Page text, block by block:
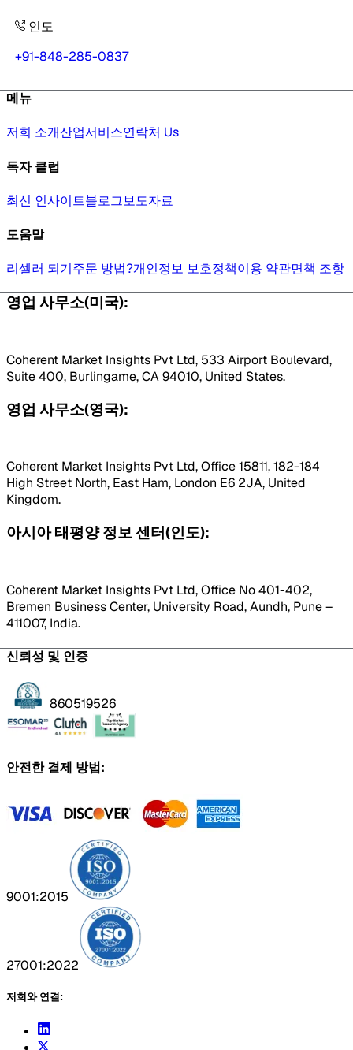
인도
+91-848-285-0837
메뉴
저희 소개산업서비스연락처 Us
독자 클럽
최신 인사이트블로그보도자료
도움말
리셀러 되기주문 방법?개인정보 보호정책이용 약관면책 조항
영업 사무소(미국):
Coherent Market Insights Pvt Ltd, 533 Airport Boulevard,
Suite 400, Burlingame, CA 94010, United States.
영업 사무소(영국):
Coherent Market Insights Pvt Ltd, Office 15811, 182-184
High Street North, East Ham, London E6 2JA, United
Kingdom.
아시아 태평양 정보 센터(인도):
Coherent Market Insights Pvt Ltd, Office No 401-402,
Bremen Business Center, University Road, Aundh, Pune –
411007, India.
신뢰성 및 인증
860519526
안전한 결제 방법:
9001:2015
27001:2022
저희와 연결: